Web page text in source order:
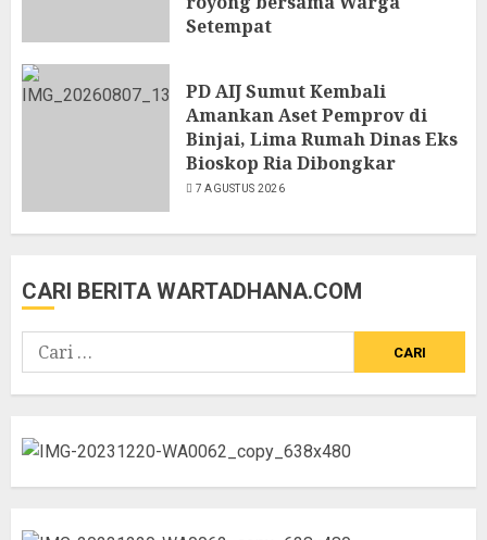
Setempat
PD AIJ Sumut Kembali
Amankan Aset Pemprov di
Binjai, Lima Rumah Dinas Eks
Bioskop Ria Dibongkar
7 AGUSTUS 2026
CARI BERITA WARTADHANA.COM
Cari
untuk: